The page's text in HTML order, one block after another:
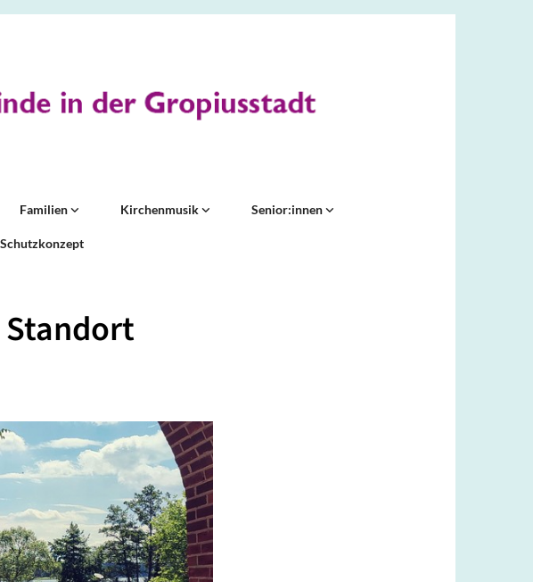
Familien Kirchenmusik Senior:innen
Schutzkonzept